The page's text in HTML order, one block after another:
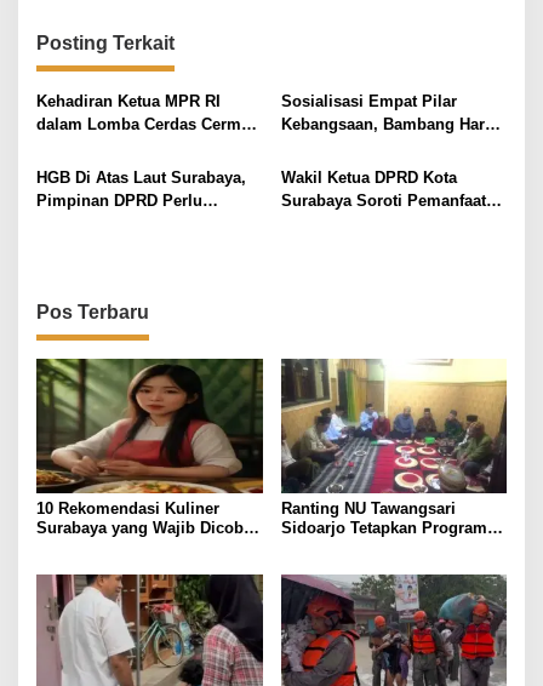
i
p
o
Posting Terkait
Kehadiran Ketua MPR RI
dalam Lomba Cerdas Cermat
Sosialisasi Empat Pilar
Kebangsaan, Bambang Haryo
Presiden Prabowo Subianto
HGB Di Atas Laut Surabaya,
Pimpinan DPRD Perlu
Wakil Ketua DPRD Kota
Surabaya Soroti Pemanfaatan
Pos Terbaru
10 Rekomendasi Kuliner
Surabaya yang Wajib Dicoba,
Ranting NU Tawangsari
Sidoarjo Tetapkan Program